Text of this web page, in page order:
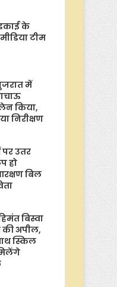
के
टीम
में
किया,
निरीक्षण
उतर
हो
बिल
बिस्वा
की अपील,
स्किल